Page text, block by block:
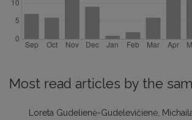
Most read articles by the
Loreta Gudelienė-Gudelevičienė,